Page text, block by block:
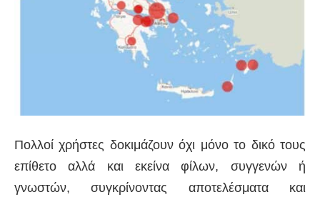
Πολλοί χρήστες δοκιμάζουν όχι μόνο το δικό τους
επίθετο αλλά και εκείνα φίλων, συγγενών ή
γνωστών, συγκρίνοντας αποτελέσματα και